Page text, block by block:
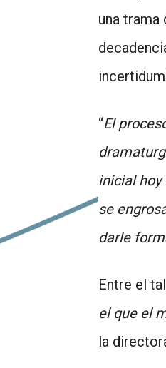
una
“El
inicial hoy
se
darle
Entre el
el que el
la